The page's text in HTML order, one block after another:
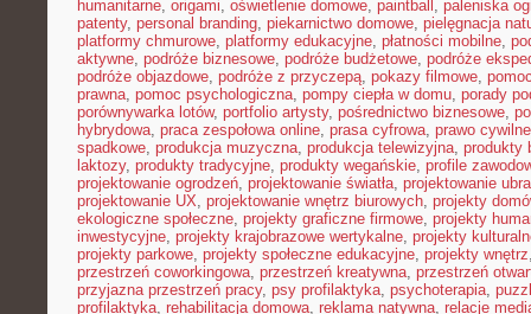
humanitarne, origami, oświetlenie domowe, paintball , paleniska
patenty, personal branding, piekarnictwo domowe, pielęgnacja
platformy chmurowe, platformy edukacyjne, płatności mobilne,
aktywne, podróże biznesowe, podróże budżetowe, podróże
podróże objazdowe, podróże z przyczepą, pokazy filmowe,
prawna, pomoc psychologiczna, pompy ciepła w domu, porady
porównywarka lotów, portfolio artysty, pośrednictwo biznesowe,
hybrydowa, praca zespołowa online, prasa cyfrowa, prawo
spadkowe, produkcja muzyczna, produkcja telewizyjna, produkty
laktozy, produkty tradycyjne, produkty wegańskie, profile
projektowanie ogrodzeń, projektowanie światła, projektowanie
projektowanie UX, projektowanie wnętrz biurowych, projekty
ekologiczne społeczne, projekty graficzne firmowe, projekty
inwestycyjne, projekty krajobrazowe wertykalne, projekty
projekty parkowe, projekty społeczne edukacyjne, projekty wnętrz
przestrzeń coworkingowa, przestrzeń kreatywna, przestrzeń
przyjazna przestrzeń pracy, psy profilaktyka, psychoterapia,
profilaktyka, rehabilitacja domowa, reklama natywna, relacje